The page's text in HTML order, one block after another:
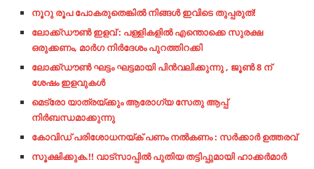
നൂറു രൂപ പോകരുതെങ്കിൽ നിങ്ങൾ ഇവിടെ തുപ്പരുത്!
ലോക്ക്ഡൗൺ ഇളവ് : പള്ളികളിൽ എന്തൊക്കെ സുരക്ഷ
ഒരുക്കണം, മാർഗ നിർദേശം പുറത്തിറക്കി
ലോക്ക്ഡൗണ്‍ ഘട്ടം ഘട്ടമായി പിന്‍വലിക്കുന്നു , ജൂണ്‍ 8 ന്
ശേഷം ഇളവുകൾ
മെട്രോ യാത്രയ്ക്കും ആരോഗ്യ സേതു ആപ്പ്
നിർബന്ധമാക്കുന്നു
കോവിഡ് പരിശോധനയ്ക് പണം നൽകണം : സർക്കാർ ഉത്തരവ്
സൂക്ഷിക്കുക.!! വാട്‌സാപ്പില്‍ പുതിയ തട്ടിപ്പുമായി ഹാക്കര്‍മാര്‍